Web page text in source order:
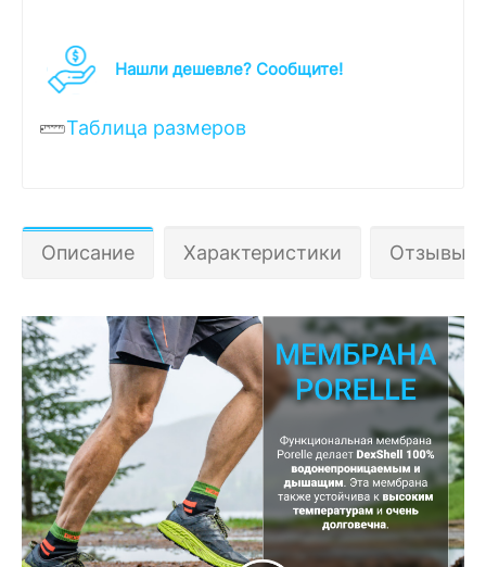
Нашли дешевле? Cообщите!
Таблица размеров
Описание Характеристики Отзывы 1